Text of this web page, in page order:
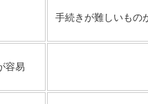
手続きが難しいもの
容易